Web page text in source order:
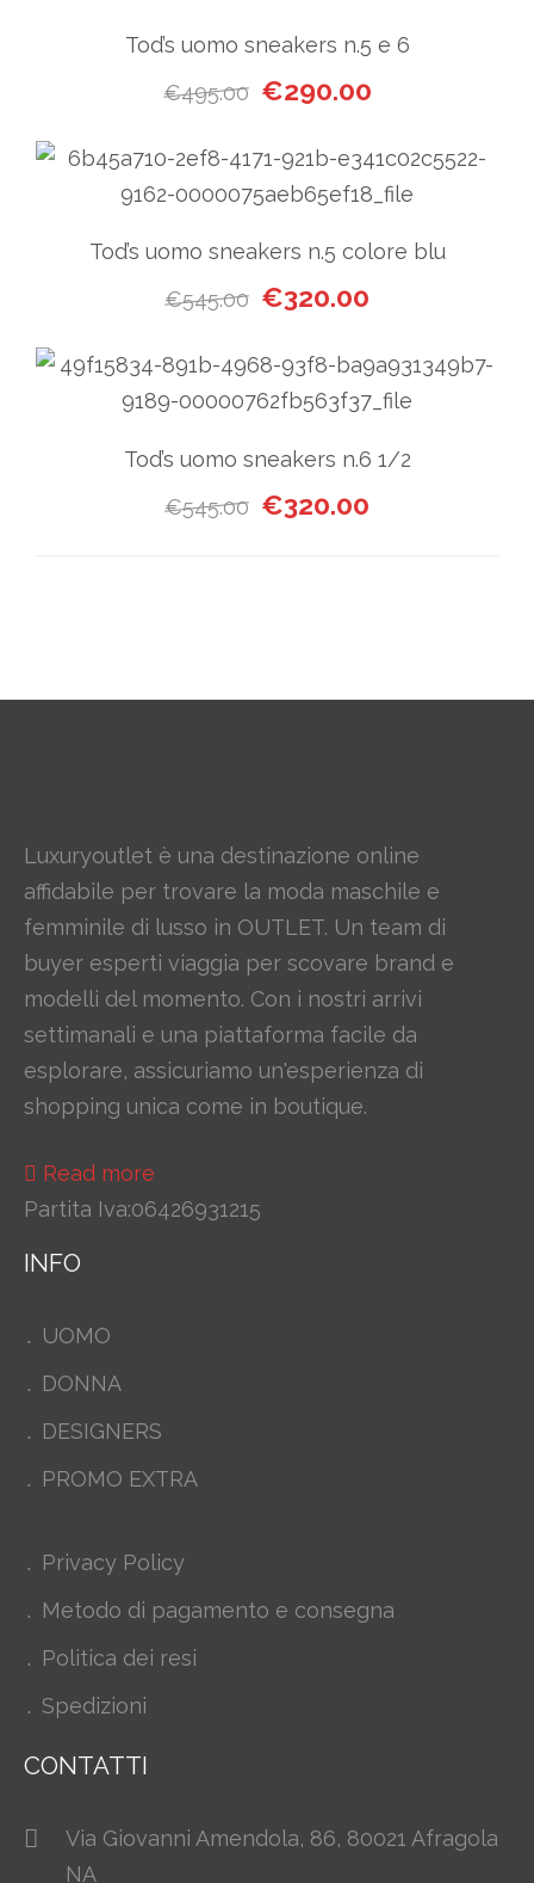
Tod’s uomo sneakers n.5 e 6
€495.00 Il prezzo originale era:
€290.00Il prezzo
Tod’s uomo sneakers n.5 colore blu
€545.00 Il prezzo originale era:
€320.00
Tod’s uomo sneakers n.6 1/2
€545.00 Il prezzo originale era:
€320.00
Luxuryoutlet è una destinazione online
affidabile per trovare la moda maschile e
femminile di lusso in OUTLET. Un team di
buyer esperti viaggia per scovare brand e
modelli del momento. Con i nostri arrivi
settimanali e una piattaforma facile da
esplorare, assicuriamo un'esperienza di
shopping unica come in boutique.
Read more
Partita Iva:06426931215
INFO
UOMO
DONNA
DESIGNERS
PROMO EXTRA
Privacy Policy
Metodo di pagamento e consegna
Politica dei resi
Spedizioni
CONTATTI
Via Giovanni Amendola, 86, 80021 Afragola
NA